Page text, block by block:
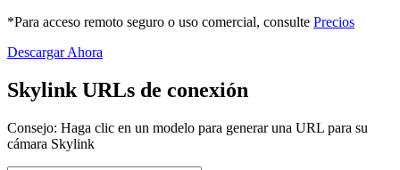
*Para acceso remoto seguro o uso comercial, consulte Precios
Descargar Ahora
Skylink URLs de conexión
Consejo: Haga clic en un modelo para generar una URL para su
cámara Skylink